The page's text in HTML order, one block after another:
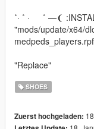
˚· ˚ · ˚ —❨
"mods/update/x64/
"Replace"
SHOES
Zuerst hochgeladen: